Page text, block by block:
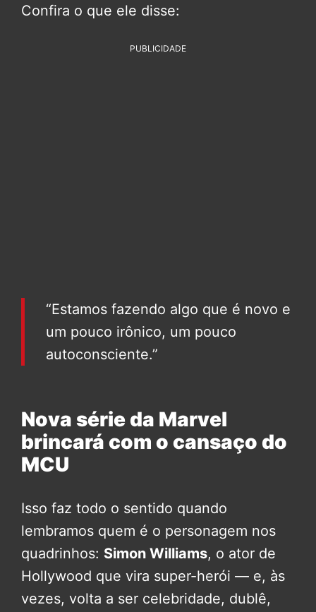
Confira o que ele disse:
PUBLICIDADE
“Estamos fazendo algo que é novo e
um pouco irônico, um pouco
autoconsciente.”
Nova série da Marvel
brincará com o cansaço do
MCU
Isso faz todo o sentido quando
lembramos quem é o personagem nos
quadrinhos: Simon Williams, o ator de
Hollywood que vira super-herói — e, às
vezes, volta a ser celebridade, dublê,